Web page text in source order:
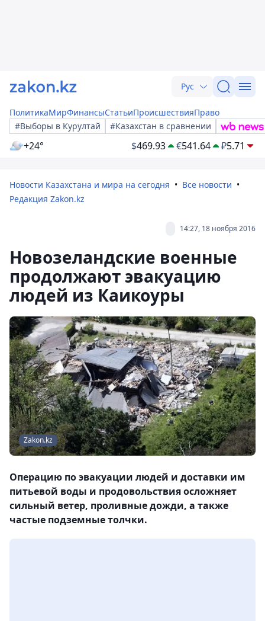
Рус
ПолитикаМирФинансыСтатьиПроисшествияПраво
#Выборы в Курултай
#Казахстан в сравнении
+24° $469.93 €541.64 ₽5.71
Новости Казахстана и мира на сегодня
Все новости
Редакция Zakon.kz
14:27, 18 ноября 2016
Новозеландские военные
продолжают эвакуацию
людей из Каикоуры
Zakon.kz
Операцию по эвакуации людей и доставки им
питьевой воды и продовольствия осложняет
сильный ветер, проливные дожди, а также
частые подземные толчки.